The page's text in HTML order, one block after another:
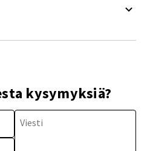
kysymyksiä?